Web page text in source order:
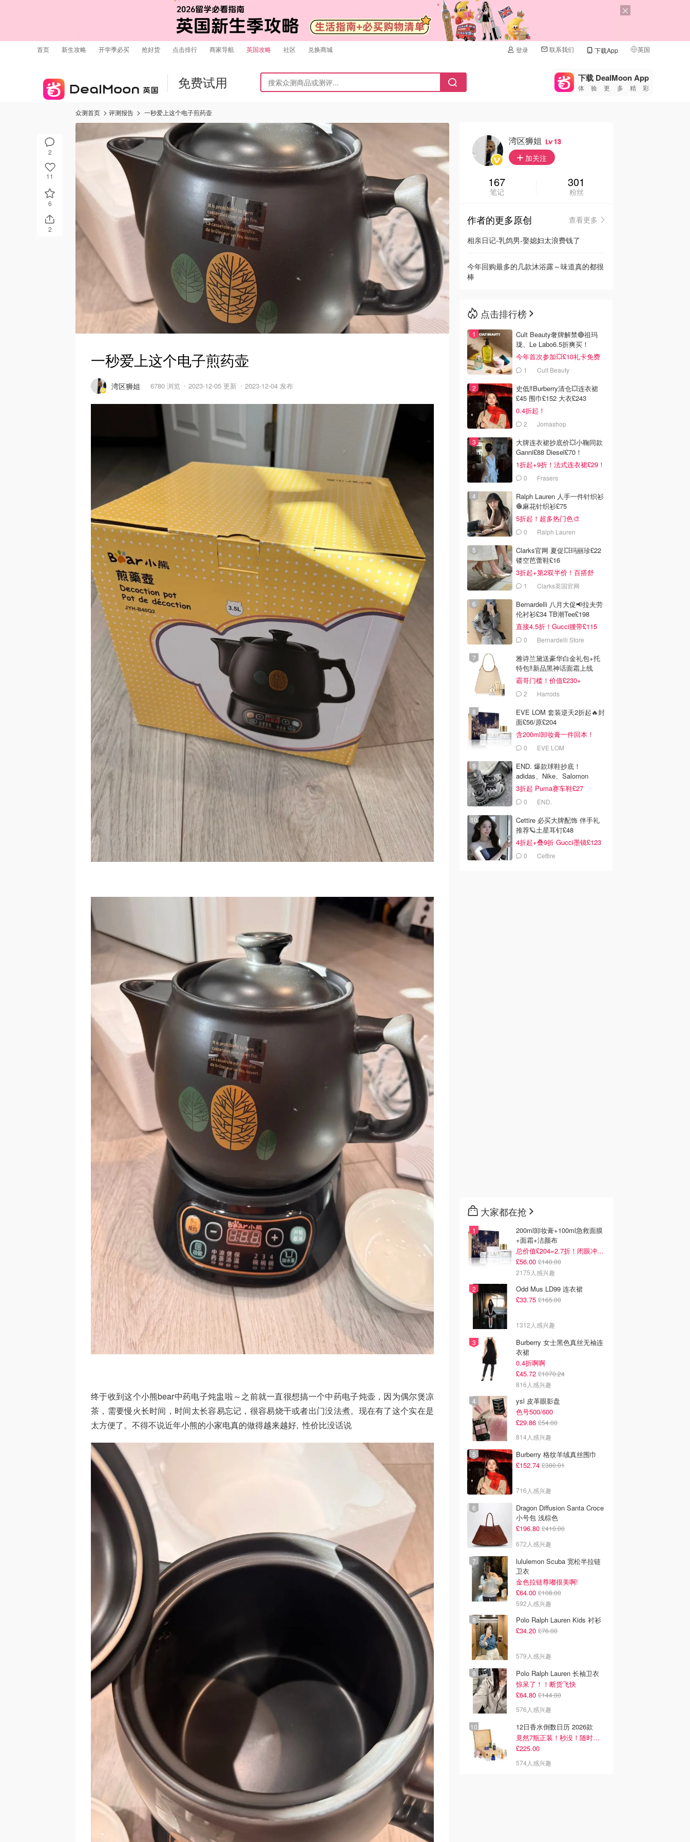
首页 新生攻略 开学季必买 抢好货 点击排行 商家导航 英国攻略 社区 兑换商城 登录 联系我们 下载App 英国
🇺🇸
🇨🇳 中国
免费试用 下载 DealMoon App
体验更多精彩
2
11
6
2
众测首页 评测报告 一秒爱上这个电子煎药壶
一秒爱上这个电子煎药壶
湾区狮姐 6780 浏览 2023-12-05 更新 2023-12-04 发布
终于收到这个小熊bear中药电子炖盅啦～之前就一直很想搞一个中药电子炖壶，因为偶尔煲凉
茶，需要慢火长时间，时间太长容易忘记，很容易烧干或者出门没法煮。现在有了这个实在是
太方便了。不得不说近年小熊的小家电真的做得越来越好, 性价比没话说
湾区狮姐 13
加关注
167
笔记
301
粉丝
作者的更多原创
查看更多
相亲日记-乳鸽男-娶媳妇太浪费钱了
今年回购最多的几款沐浴露～味道真的都很
棒
点击排行榜
Cult Beauty奢牌解禁🔴祖玛
珑、Le Labo6.5折爽买！
今年首次参加💥£10礼卡免费
拿 1 Cult Beauty
史低‼️Burberry清仓💥连衣裙
£45 围巾£152 大衣£243
0.4折起！
2 Jomashop
大牌连衣裙抄底价💥小鞠同款
Ganni£88 Diesel£70！
1折起+9折！法式连衣裙£29！
0 Frasers
Ralph Lauren 人手一件针织衫
🧶麻花针织衫£75
5折起！超多热门色🎨
0 Ralph Lauren
Clarks官网 夏促💥玛丽珍£22
镂空芭蕾鞋£16
3折起+第2双半价！百搭舒
服！1 Clarks英国官网
Bernardelli 八月大促📢拉夫劳
伦衬衫£34 TB潮Tee£198
直接4.5折！Gucci腰带£115
0 Bernardelli Store
雅诗兰黛送豪华白金礼包+托
特包‼️新品黑神话面霜上线
霸哥门槛！价值£230+
2 Harrods
EVE LOM 套装逆天2折起🔥封
面£56/原£204
含200ml卸妆膏一件回本！
0 EVE LOM
END. 爆款球鞋抄底！
adidas、Nike、Salomon
3折起 Puma赛车鞋£27
0 END.
Cettire 必买大牌配饰 伴手礼
推荐🪐土星耳钉£48
4折起+叠9折 Gucci墨镜£123
0 Cettire
大家都在抢
200ml卸妆膏+100ml急救面膜
+面霜+洁颜布
总价值£204=2.7折！闭眼冲这套！
£56.00 £140.00
2175人感兴趣
Odd Mus LD99 连衣裙
£33.75 £165.00
1312人感兴趣
Burberry 女士黑色真丝无袖连
衣裙
0.4折啊啊
£45.72 £1070.24
816人感兴趣
ysl 皮革眼影盘
色号500/600
£29.86 £54.00
814人感兴趣
Burberry 格纹羊绒真丝围巾
£152.74 £380.01
716人感兴趣
Dragon Diffusion Santa Croce
小号包 浅棕色
£196.80 £410.00
672人感兴趣
lululemon Scuba 宽松半拉链
卫衣
金色拉链尊嘟很美啊!
£64.00 £108.00
592人感兴趣
Polo Ralph Lauren Kids 衬衫
£34.20 £76.00
579人感兴趣
Polo Ralph Lauren 长袖卫衣
惊呆了！！断货飞快
£64.80 £144.00
576人感兴趣
12日香水倒数日历 2026款
竟然7瓶正装！秒没！随时补货蹲！！！
£225.00
574人感兴趣